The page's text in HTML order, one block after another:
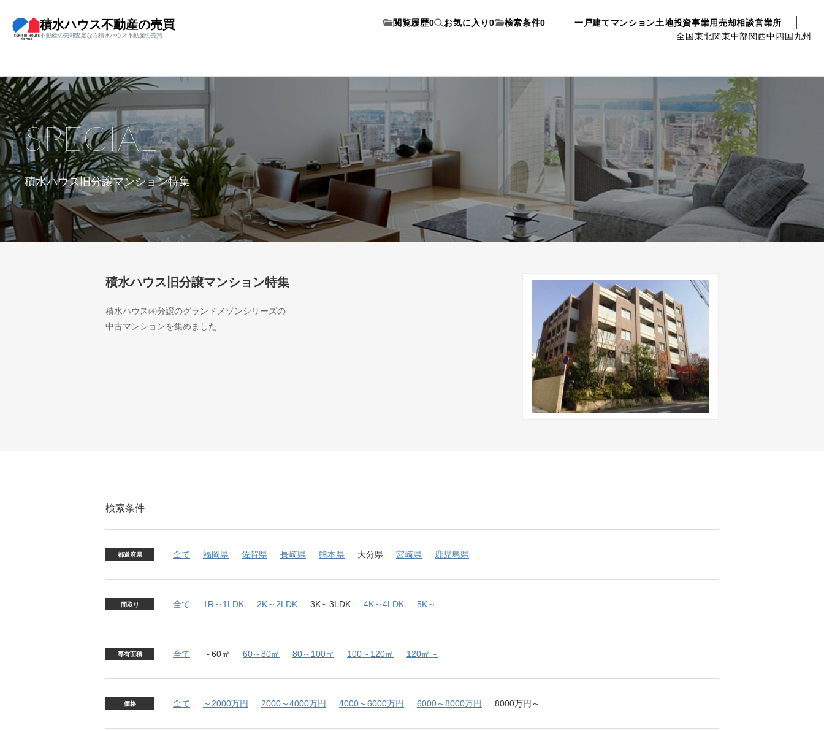
積水ハウス不動産の売買
不動産の売却査定なら積水ハウス不動産の売買
一戸建てマンション土地投資事業用売却相談営業所
全国東北関東中部関西中四国九州
閲覧履歴0 お気に入り 0 検索条件0
積水ハウス旧分譲マンション特集
SPECIAL
積水ハウス旧分譲マンション特集
積水ハウス㈱分譲のグランドメゾンシリーズの
中古マンションを集めました
検索条件
都道府県 全て 福岡県 佐賀県 長崎県 熊本県 大分県 宮崎県 鹿児島県
間取り 全て 1R～1LDK 2K～2LDK 3K～3LDK 4K～4LDK 5K～
専有面積 全て ～60㎡ 60～80㎡ 80～100㎡ 100～120㎡ 120㎡～
価格 全て ～2000万円 2000～4000万円 4000～6000万円 6000～8000万円 8000万円～